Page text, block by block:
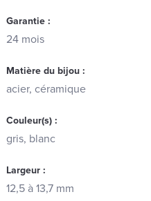
Garantie :
24 mois
Matière du bijou :
acier, céramique
Couleur(s) :
gris, blanc
Largeur :
12,5 à 13,7 mm